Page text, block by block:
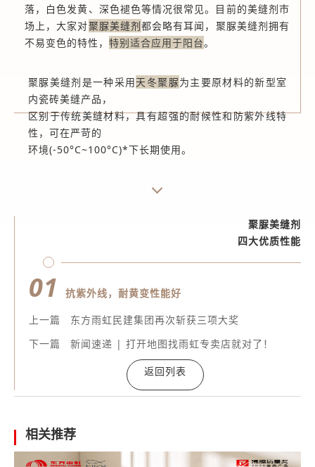
落，白色发黄、深色褪色等情况很常见。目前的美缝剂市
场上，大家对聚脲美缝剂都会略有耳闻，聚脲美缝剂拥有
不易变色的特性， 特别适合应用于阳台。
聚脲美缝剂是一种采用天冬聚脲为主要原材料的新型室
内瓷砖美缝产品，
区别于传统美缝材料，具有超强的耐候性和防紫外线特
性，可在严苛的
环境(-50°C~100°C)*下长期使用。
聚脲美缝剂
四大优质性能
01
抗紫外线，耐黄变性能好
上一篇
东方雨虹民建集团再次斩获三项大奖
下一篇
新闻速递 | 打开地图找雨虹专卖店就对了！
返回列表
相关推荐